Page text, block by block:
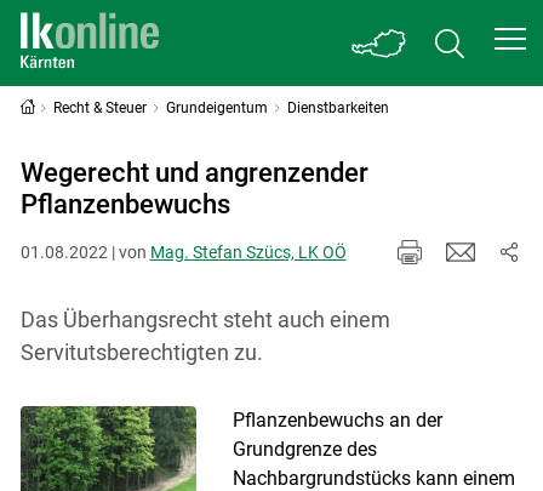
Recht & Steuer Grundeigentum Dienstbarkeiten
Wegerecht und angrenzender
Pflanzenbewuchs
01.08.2022 | von Mag. Stefan Szücs, LK OÖ
Das Überhangsrecht steht auch einem
Servitutsberechtigten zu.
Pflanzenbewuchs an der
Grundgrenze des
Nachbargrundstücks kann einem